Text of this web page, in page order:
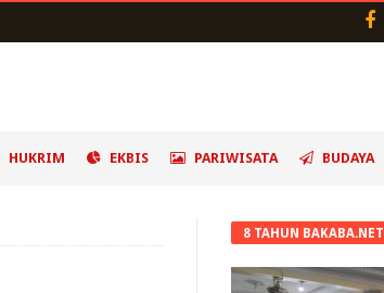
HUKRIM EKBIS PARIWISATA BUDAYA
8 TAHUN BAKABA.NET